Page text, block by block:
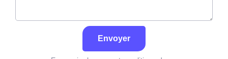
Envoyer